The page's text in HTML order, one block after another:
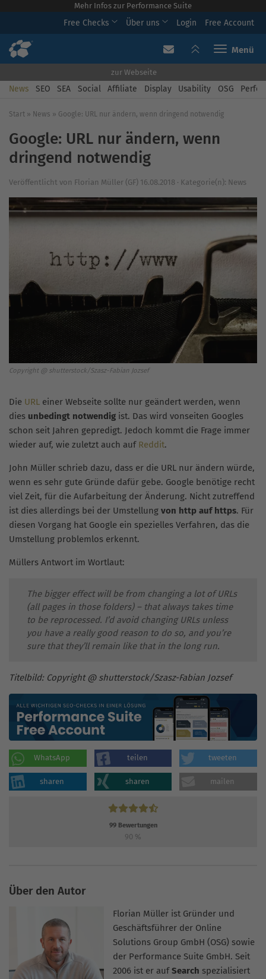
Mehr Infos zur Performance Suite
Free Checks Über uns Login Free Account
Toggle
zur Webseite
News SEO SEA Social Affiliate Display Usability OSG
Start » News » Google: URL nur ändern, wenn dringend notwendig
Google: URL nur ändern, wenn
dringend notwendig
Veröffentlicht von Florian Müller (GF) 16.08.2018 · Kategorie(n): News
Copyright @ shutterstock/Szasz-Fabian Jozsef
Die URL einer Webseite sollte nur geändert werden, wenn
dies unbedingt notwendig ist. Das wird vonseiten Googles
schon seit Jahren gepredigt. Jedoch kommt die Frage immer
wieder auf, wie zuletzt auch auf Reddit.
John Müller schrieb dazu, dass er die URL nur ändern würde,
wenn es sehr gute Gründe dafür gebe. Google benötige recht
viel Zeit, für die Aufarbeitung der Änderung. Nicht zutreffend
ist dies allerdings bei der Umstellung von http auf https. Für
diesen Vorgang hat Google ein spezielles Verfahren, das die
Umstellung problemlos erkennt.
Müllers Antwort im Wortlaut:
The bigger effect will be from changing a lot of URLs
(all pages in those folders) – that always takes time
to be reprocessed. I’d avoid changing URLs unless
you have a really good reason to do so, and you’re
sure that they’ll remain like that in the long run.
Titelbild: Copyright @ shutterstock/Szasz-Fabian Jozsef
WhatsApp teilen tweeten
sharen sharen mailen
99Bewertungen
90 %
Über den Autor
Florian Müller ist Gründer und
Geschäftsführer der Online
Solutions Group GmbH (OSG) sowie
der Performance Suite GmbH. Seit
2006 ist er aufSearch spezialisiert